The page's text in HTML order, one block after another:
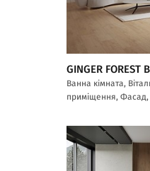
GINGER FOREST
Ванна кімната,
приміщення, Фасад,